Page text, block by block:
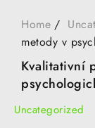
Home
metody v
Kvalitativní
Uncategorized